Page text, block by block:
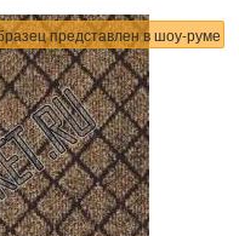
представлен в шоу-руме